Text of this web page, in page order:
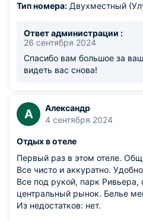
Тип номера: Двухместный
Ответ администрации :
26 сентября 2024
Спасибо вам большое за
видеть вас снова!
А
Александр
4 сентября 2024
Отдых в отеле
Первый раз в этом отеле.
Все чисто и аккуратно.
Все под рукой, парк Ривьера,
центральный рынок. Белье
Из недостатков: нет.